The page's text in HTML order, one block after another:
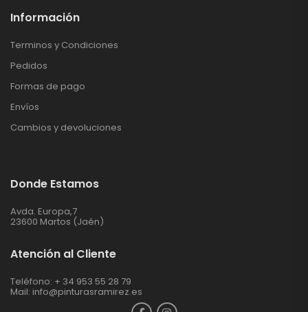
Información
Terminos y Condiciones
Pedidos
Formas de pago
Envíos
Cambios y devoluciones
Donde Estamos
Avda. Europa,7
23600 Martos (Jaén)
Atención al Cliente
Teléfono: + 34 953 55 28 79
Mail: info@pinturasramirez.es